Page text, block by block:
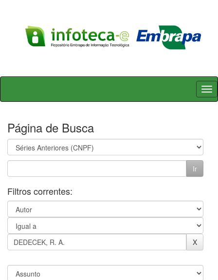
Skip
Página de Busca
Filtros correntes: